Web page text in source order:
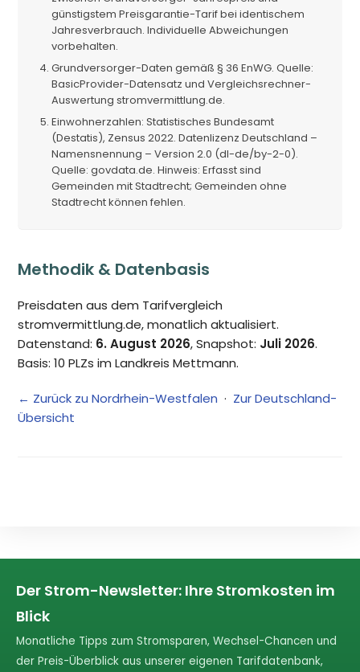
günstigstem Preisgarantie-Tarif bei identischem
Jahresverbrauch. Individuelle Abweichungen
vorbehalten.
Grundversorger-Daten gemäß § 36 EnWG. Quelle:
BasicProvider-Datensatz und Vergleichsrechner-
Auswertung stromvermittlung.de.
Einwohnerzahlen: Statistisches Bundesamt
(Destatis), Zensus 2022. Datenlizenz Deutschland –
Namensnennung – Version 2.0 (dl-de/by-2-0).
Quelle: govdata.de. Hinweis: Erfasst sind
Gemeinden mit Stadtrecht; Gemeinden ohne
Stadtrecht können fehlen.
Methodik & Datenbasis
Preisdaten aus dem Tarifvergleich
stromvermittlung.de, monatlich aktualisiert.
Datenstand: 6. August 2026, Snapshot: Juli 2026.
Basis: 10 PLZs im Landkreis Mettmann.
← Zurück zu Nordrhein-Westfalen · Zur Deutschland-
Übersicht
Der Strom-Newsletter: Ihre Stromkosten im
Blick
Monatliche Tipps zum Stromsparen, Wechsel-Chancen und
der Preis-Überblick aus unserer eigenen Tarifdatenbank,